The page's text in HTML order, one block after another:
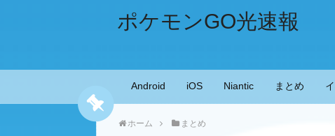
ポケモンGO光速報
Android iOS Niantic まとめ
ホーム まとめ